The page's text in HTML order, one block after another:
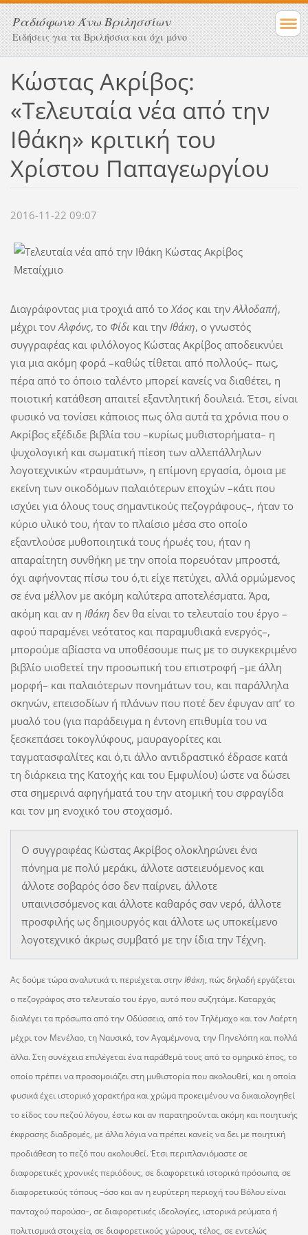
Ραδιόφωνο Άνω Βριλησσίων
Ειδήσεις για τα Βριλήσσια και όχι μόνο
Κώστας Ακρίβος:
«Τελευταία νέα από την
Ιθάκη» κριτική του
Χρίστου Παπαγεωργίου
2016-11-22 09:07
Διαγράφοντας μια τροχιά από τοΧάοςκαι τηνΑλλοδαπή,
μέχρι τονΑλφόνς, το Φίδι και την Ιθάκη, ο γνωστός
συγγραφέας και φιλόλογος Κώστας Ακρίβος αποδεικνύει
για μια ακόμη φορά –καθώς τίθεται από πολλούς– πως,
πέρα από το όποιο ταλέντο μπορεί κανείς να διαθέτει, η
ποιοτική κατάθεση απαιτεί εξαντλητική δουλειά. Έτσι, είναι
φυσικό να τονίσει κάποιος πως όλα αυτά τα χρόνια που ο
Ακρίβος εξέδιδε βιβλία του –κυρίως μυθιστορήματα– η
ψυχολογική και σωματική πίεση των αλλεπάλληλων
λογοτεχνικών «τραυμάτων», η επίμονη εργασία, όμοια με
εκείνη των οικοδόμων παλαιότερων εποχών –κάτι που
ισχύει για όλους τους σημαντικούς πεζογράφους–, ήταν το
κύριο υλικό του, ήταν το πλαίσιο μέσα στο οποίο
εξαντλούσε μυθοποιητικά τους ήρωές του, ήταν η
απαραίτητη συνθήκη με την οποία πορευόταν μπροστά,
όχι αφήνοντας πίσω του ό,τι είχε πετύχει, αλλά ορμώμενος
σε ένα μέλλον με ακόμη καλύτερα αποτελέσματα. Άρα,
ακόμη και αν η Ιθάκη δεν θα είναι το τελευταίο του έργο –
αφού παραμένει νεότατος και παραμυθιακά ενεργός–,
μπορούμε αβίαστα να υποθέσουμε πως με το συγκεκριμένο
βιβλίο υιοθετεί την προσωπική του επιστροφή –με άλλη
μορφή– και παλαιότερων πονημάτων του, και παράλληλα
σκηνών, επεισοδίων ή πλάνων που ποτέ δεν έφυγαν απ’ το
μυαλό του (για παράδειγμα η έντονη επιθυμία του να
ξεσκεπάσει τοκογλύφους, μαυραγορίτες και
ταγματασφαλίτες και ό,τι άλλο αντιδραστικό έδρασε κατά
τη διάρκεια της Κατοχής και του Εμφυλίου) ώστε να δώσει
στα σημερινά αφηγήματά του την ατομική του σφραγίδα
και τον μη ενοχικό του στοχασμό.
Ο συγγραφέας Κώστας Ακρίβος ολοκληρώνει ένα
πόνημα με πολύ μεράκι, άλλοτε αστειευόμενος και
άλλοτε σοβαρός όσο δεν παίρνει, άλλοτε
υπαινισσόμενος και άλλοτε καθαρός σαν νερό, άλλοτε
προσφιλής ως δημιουργός και άλλοτε ως υποκείμενο
λογοτεχνικό άκρως συμβατό με την ίδια την Τέχνη.
Ας δούμε τώρα αναλυτικά τι περιέχεται στην Ιθάκη, πώς δηλαδή εργάζεται
ο πεζογράφος στο τελευταίο του έργο, αυτό που συζητάμε. Καταρχάς
διαλέγει τα πρόσωπα από την Οδύσσεια, από τον Τηλέμαχο και τον Λαέρτη
μέχρι τον Μενέλαο, τη Ναυσικά, τον Αγαμέμνονα, την Πηνελόπη και πολλά
άλλα. Στη συνέχεια επιλέγεται ένα παράθεμά τους από το ομηρικό έπος, το
οποίο πρέπει να προσομοιάζει στη μυθιστορία που ακολουθεί, και η οποία
φυσικά έχει ιστορικό χαρακτήρα και χρώμα προκειμένου να δικαιολογηθεί
το είδος του πεζού λόγου, έστω και αν παρατηρούνται ακόμη και ποιητικής
έκφρασης διαδρομές, με άλλα λόγια να πρέπει κανείς να δει με ποιητική
προδιάθεση το πεζό που ακολουθεί. Έτσι περιπλανιόμαστε σε
διαφορετικές χρονικές περιόδους, σε διαφορετικά ιστορικά πρόσωπα, σε
διαφορετικούς τόπους –όσο και αν η ευρύτερη περιοχή του Βόλου είναι
πανταχού παρούσα–, σε διαφορετικές ιδεολογίες, ιστορικά ρεύματα ή
πολιτισμικά στοιχεία, σε διαφορετικούς χώρους, τέλος, σε εντελώς